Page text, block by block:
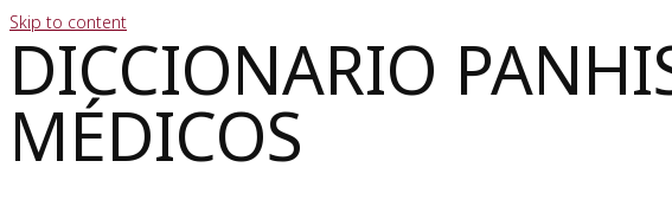
Skip to content
DICCIONARIO
MÉDICOS